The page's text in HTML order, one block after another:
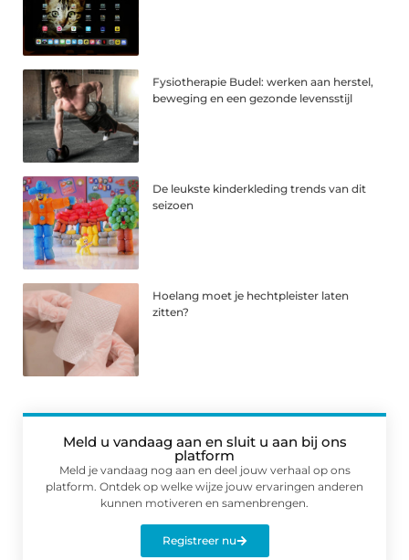
Fysiotherapie Budel: werken aan herstel,
beweging en een gezonde levensstijl
De leukste kinderkleding trends van dit
seizoen
Hoelang moet je hechtpleister laten
zitten?
Meld u vandaag aan en sluit u aan bij ons
platform
Meld je vandaag nog aan en deel jouw verhaal op ons
platform. Ontdek op welke wijze jouw ervaringen anderen
kunnen motiveren en samenbrengen.
Registreer nu